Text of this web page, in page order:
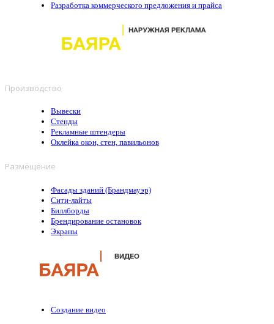
Разработка коммерческого предложения и прайса
Производство
Вывески
Стенды
Рекламные штендеры
Оклейка окон, стен, павильонов
Размещение
Фасады зданий (Брандмауэр)
Сити-лайты
Биллборды
Брендирование остановок
Экраны
Создание видео